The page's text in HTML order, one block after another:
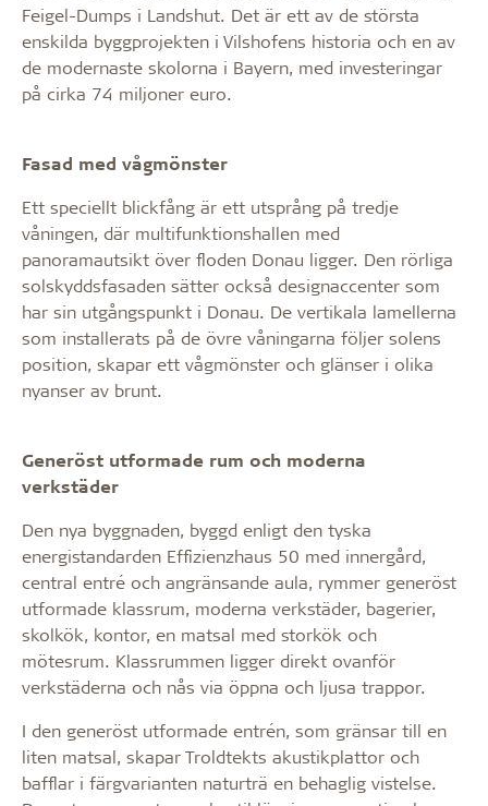
Feigel-Dumps i Landshut. Det är ett av de största
enskilda byggprojekten i Vilshofens historia och en av
de modernaste skolorna i Bayern, med investeringar
på cirka 74 miljoner euro.
Fasad med vågmönster
Ett speciellt blickfång är ett utsprång på tredje
våningen, där multifunktionshallen med
panoramautsikt över floden Donau ligger. Den rörliga
solskyddsfasaden sätter också designaccenter som
har sin utgångspunkt i Donau. De vertikala lamellerna
som installerats på de övre våningarna följer solens
position, skapar ett vågmönster och glänser i olika
nyanser av brunt.
Generöst utformade rum och moderna
verkstäder
Den nya byggnaden, byggd enligt den tyska
energistandarden Effizienzhaus 50 med innergård,
central entré och angränsande aula, rymmer generöst
utformade klassrum, moderna verkstäder, bagerier,
skolkök, kontor, en matsal med storkök och
mötesrum. Klassrummen ligger direkt ovanför
verkstäderna och nås via öppna och ljusa trappor.
I den generöst utformade entrén, som gränsar till en
liten matsal, skapar Troldtekts akustikplattor och
bafflar i färgvarianten naturträ en behaglig vistelse.